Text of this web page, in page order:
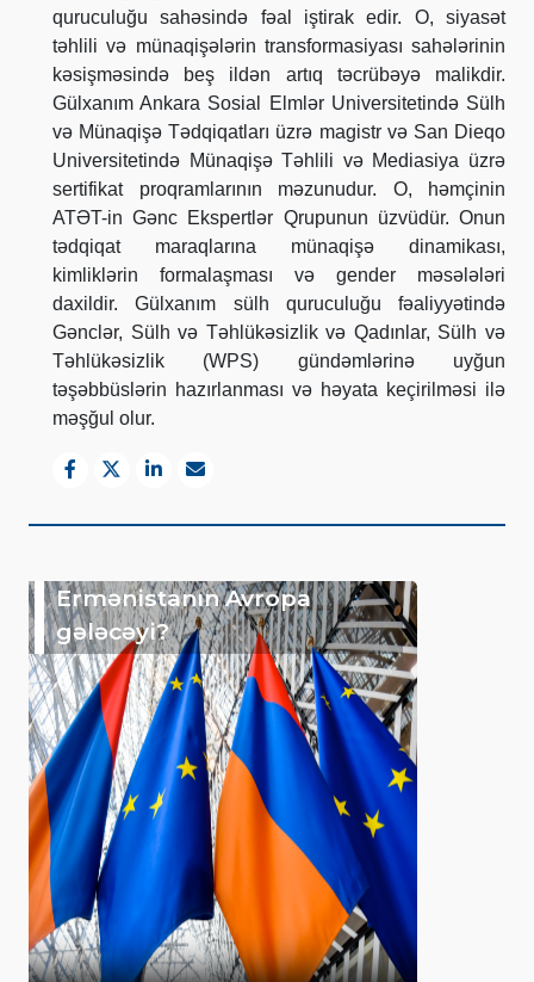
quruculuğu sahəsində fəal iştirak edir. O, siyasət
təhlili və münaqişələrin transformasiyası sahələrinin
kəsişməsində beş ildən artıq təcrübəyə malikdir.
Gülxanım Ankara Sosial Elmlər Universitetində Sülh
və Münaqişə Tədqiqatları üzrə magistr və San Dieqo
Universitetində Münaqişə Təhlili və Mediasiya üzrə
sertifikat proqramlarının məzunudur. O, həmçinin
ATƏT-in Gənc Ekspertlər Qrupunun üzvüdür. Onun
tədqiqat maraqlarına münaqişə dinamikası,
kimliklərin formalaşması və gender məsələləri
daxildir. Gülxanım sülh quruculuğu fəaliyyətində
Gənclər, Sülh və Təhlükəsizlik və Qadınlar, Sülh və
Təhlükəsizlik (WPS) gündəmlərinə uyğun
təşəbbüslərin hazırlanması və həyata keçirilməsi ilə
məşğul olur.
Ermənistanın Avropa
gələcəyi?